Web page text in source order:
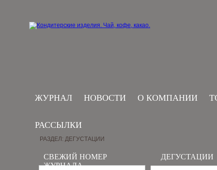
ЖУРНАЛ НОВОСТИ О КОМПАНИИ
РАССЫЛКИ
СВЕЖИЙ НОМЕР
ЖУРНАЛА
РАЗДЕЛ: ДЕГУСТАЦИИ
ДЕГУСТАЦИИ